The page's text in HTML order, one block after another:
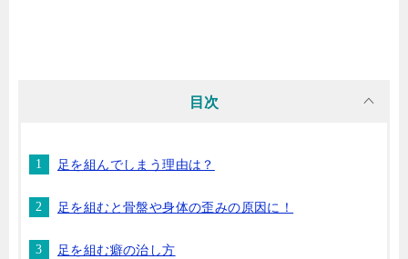
目次
足を組んでしまう理由は？
足を組むと骨盤や身体の歪みの原因に！
足を組む癖の治し方